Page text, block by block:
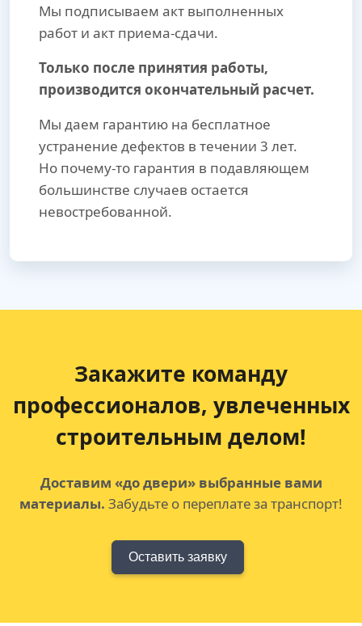
Мы подписываем акт выполненных
работ и акт приема-сдачи.
Только после принятия работы,
производится окончательный расчет.
Мы даем гарантию на бесплатное
устранение дефектов в течении 3 лет.
Но почему-то гарантия в подавляющем
большинстве случаев остается
невостребованной.
Закажите команду
профессионалов, увлеченных
строительным делом!
Доставим «до двери» выбранные вами
материалы. Забудьте о переплате за транспорт!
Оставить заявку